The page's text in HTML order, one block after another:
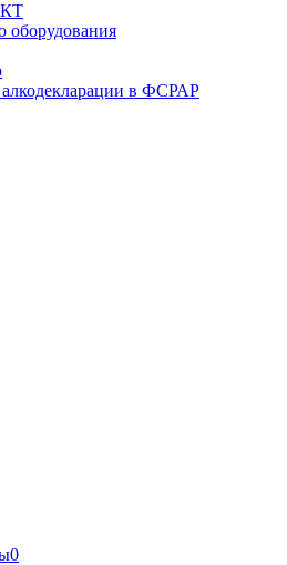
оборудования
в ФСРАР
0